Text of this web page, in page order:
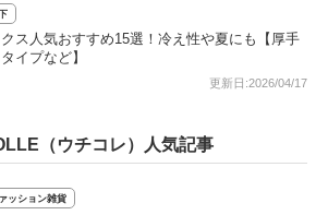
ス人気おすすめ15選！冷え性や夏にも【厚手
イプなど】
更新日:2026/04/17
（ウチコレ）人気記事
ッション雑貨